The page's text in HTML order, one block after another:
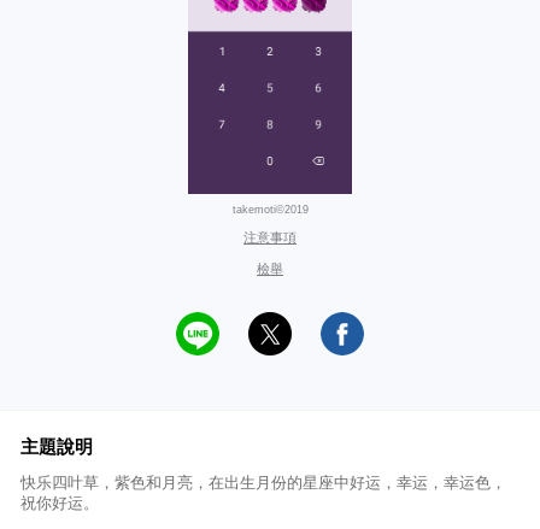
takemoti©2019
注意事項
檢舉
主題說明
快乐四叶草，紫色和月亮，在出生月份的星座中好运，幸运，幸运色，
祝你好运。